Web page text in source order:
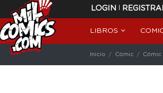
LOGIN |
LIBROS
Inicio Cómic Cómic